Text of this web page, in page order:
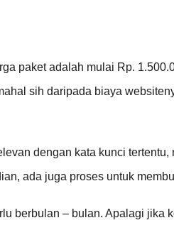
paket adalah mulai Rp.
sih daripada biaya
dengan kata kunci
ada juga proses untuk
berbulan – bulan. Apalagi jika